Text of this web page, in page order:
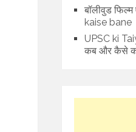
बॉलीवुड
kaise bane
UPSC ki
कब और कैसे